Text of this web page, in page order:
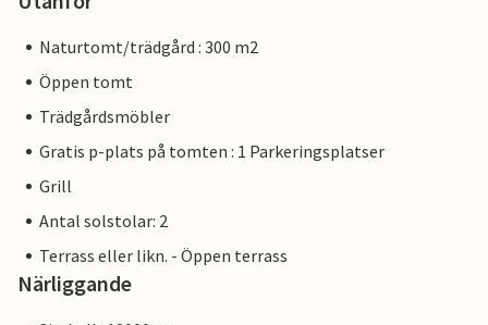
Naturtomt/trädgård : 300 m2
Öppen tomt
Trädgårdsmöbler
Gratis p-plats på tomten : 1 Parkeringsplatser
Grill
Antal solstolar: 2
Terrass eller likn. - Öppen terrass
Närliggande